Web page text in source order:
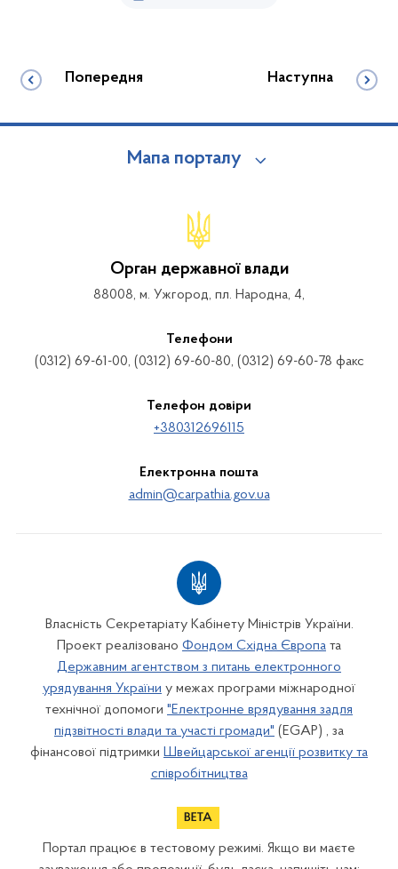
Попередня Наступна
Мапа порталу
Орган державної влади
88008, м. Ужгород, пл. Народна, 4,
Телефони
(0312) 69-61-00, (0312) 69-60-80, (0312) 69-60-78 факс
Телефон довіри
+380312696115
Електронна пошта
admin@carpathia.gov.ua
Власність Секретаріату Кабінету Міністрів України.
Проект реалізовано Фондом Східна Європа та
Державним агентством з питань електронного
урядування України у межах програми міжнародної
технічної допомоги "Електронне врядування задля
підзвітності влади та участі громади" (EGAP) , за
фінансової підтримки Швейцарської агенції розвитку та
співробітництва
Портал працює в тестовому режимі. Якщо ви маєте